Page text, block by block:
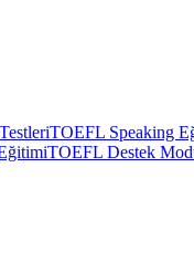
TOEFL Speaking
TOEFL Destek